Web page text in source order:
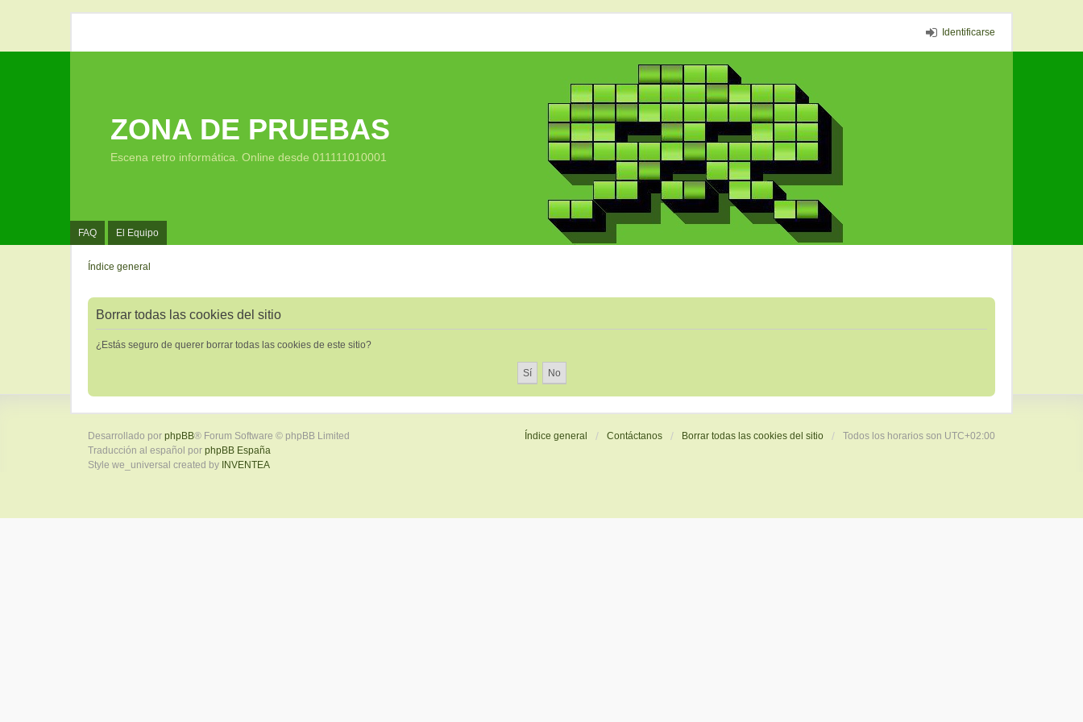
Identificarse
FAQ El Equipo
ZONA DE PRUEBAS
Escena retro informática. Online desde 011111010001
Índice general
Borrar todas las cookies del sitio
¿Estás seguro de querer borrar todas las cookies de este sitio?
Índice general Contáctanos Borrar todas las cookies del sitio Todos los horarios son UTC+02:00
Desarrollado por phpBB® Forum Software © phpBB Limited
Traducción al español por phpBB España
Style we_universal created by INVENTEA